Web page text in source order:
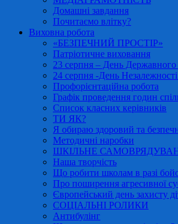
Домашні завдання
Почитаємо влітку?
Виховна робота
«БЕЗПЕЧНИЙ ПРОСТІР»
Патріотичне виховання
23 серпня – День Державного
24 серпня -День
Профорієнтаційна робота
Графік проведення годин
Список класних керівників
ТИ ЯК?
Я обираю здоровий та
Методичні наробки
ШКІЛЬНЕ
Наша творчість
Що робити школам в разі
Про поширення агресивної
Європейський день захисту
СОЦІАЛЬНІ РОЛИКИ
Антибулінг